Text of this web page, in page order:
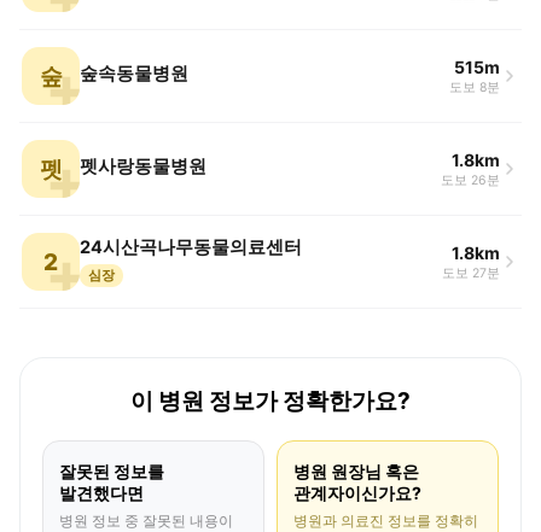
숲 숲속동물병원 515m
도보 8분
펫 펫사랑동물병원 1.8km
도보 26분
2
24시산곡나무동물의료센터
심장
1.8km
도보 27분
이 병원 정보가 정확한가요?
잘못된 정보를
발견했다면
병원 정보 중 잘못된 내용이
병원 원장님 혹은
관계자이신가요?
병원과 의료진 정보를 정확히